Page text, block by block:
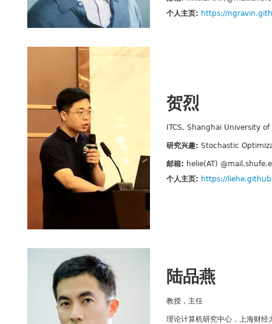
个人主页: https://
贺烈
ITCS, Shanghai University
研究兴趣: Stochastic
邮箱: helie(AT)
个人主页: https://
陆品燕
教授，主任
理论计算机研究中心，上海财经